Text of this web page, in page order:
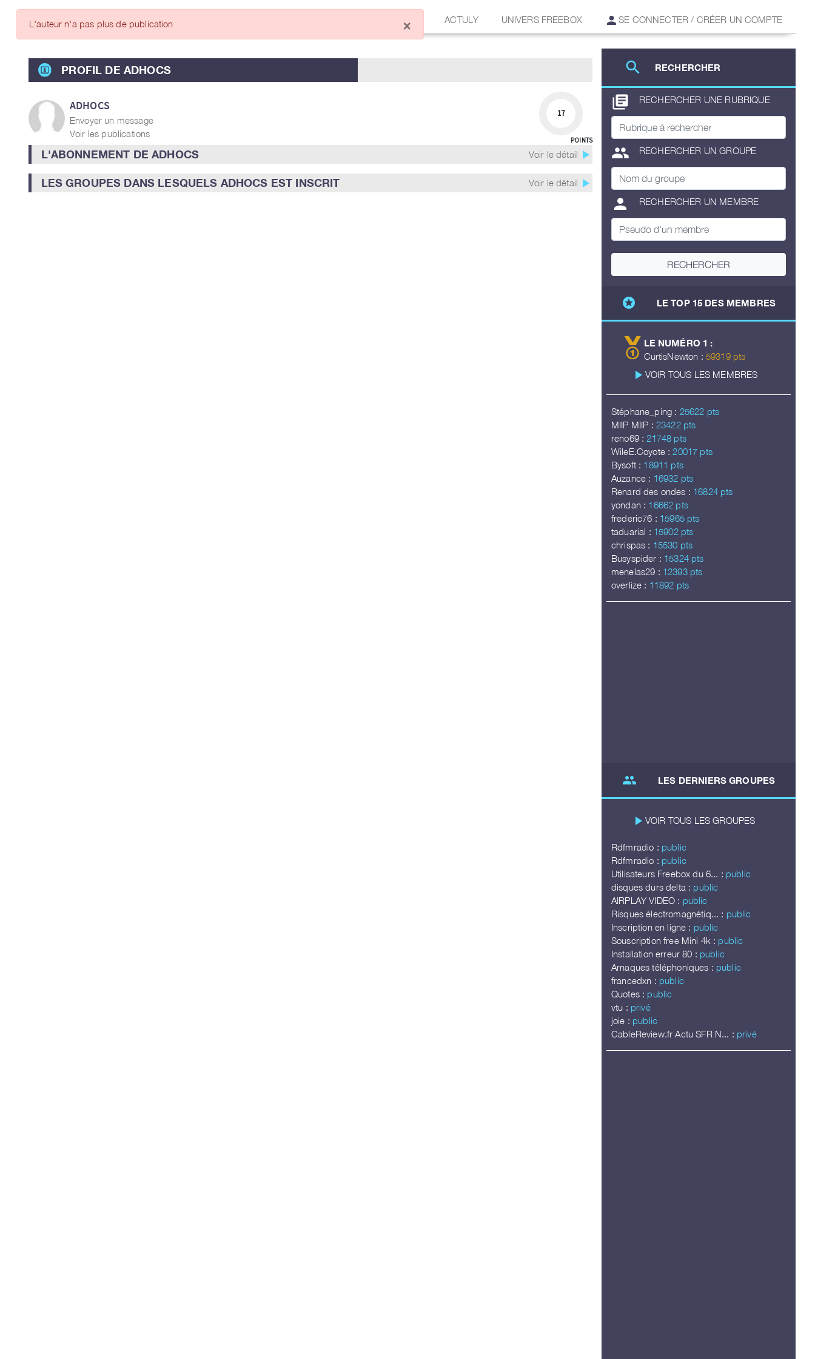
ARTICLES DES MEMBRES ACTULY UNIVERS FREEBOX SE CONNECTER / CRÉER UN COMPTE
search RECHERCHER
library_books RECHERCHER UNE RUBRIQUE
group RECHERCHER UN GROUPE
person RECHERCHER UN MEMBRE
RECHERCHER
stars LE TOP 15 DES MEMBRES
LE NUMÉRO 1 :
CurtisNewton : 59319 pts
play_arrow VOIR TOUS LES MEMBRES
Stéphane_ping : 25622 pts
MIIP MIIP : 23422 pts
reno69 : 21748 pts
WileE.Coyote : 20017 pts
Bysoft : 18911 pts
Auzance : 16932 pts
Renard des ondes : 16824 pts
yondan : 16662 pts
frederic76 : 15965 pts
taduarial : 15902 pts
chrispas : 15530 pts
Busyspider : 15324 pts
menelas29 : 12393 pts
overlize : 11892 pts
group LES DERNIERS GROUPES
play_arrow VOIR TOUS LES GROUPES
Rdfmradio : public
Rdfmradio : public
Utilisateurs Freebox du 6... : public
disques durs delta : public
AIRPLAY VIDEO : public
Risques électromagnétiq... : public
Inscription en ligne : public
Souscription free Mini 4k : public
Installation erreur 80 : public
Arnaques téléphoniques : public
francedxn : public
Quotes : public
vtu : privé
joie : public
CableReview.fr Actu SFR N... : privé
PROFIL DE ADHOCS
ADHOCS
Envoyer un message
Voir les publications
17
POINTS
L'ABONNEMENT DE ADHOCS Voir le détail play_arrow
LES GROUPES DANS LESQUELS ADHOCS EST INSCRIT Voir le détail play_arrow
L'auteur n'a pas plus de publication ×